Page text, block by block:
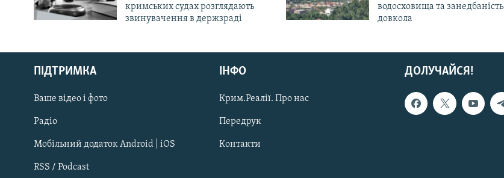
Русский
Qırımtatar
ДОЛУЧАЙСЯ!
кримських судах розглядають
звинувачення в держзраді
водосховища та занедбаність
довкола
ДОЛУЧАЙСЯ!
ПІДТРИМКА
Ваше відео і фото
Радіо
Мобільний додаток Android | iOS
RSS / Podcast
ІНФО
Крим.Реалії. Про нас
Передрук
Контакти